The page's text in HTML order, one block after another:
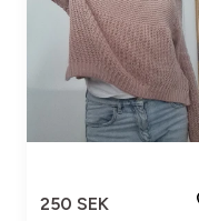
250 SEK